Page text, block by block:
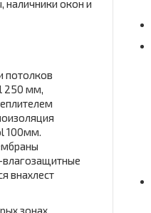
окон и
потолков
250 мм,
100мм.
внахлест
зонах